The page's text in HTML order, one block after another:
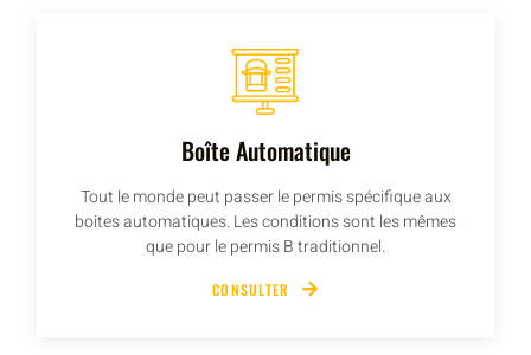
Boîte Automatique
Tout le monde peut passer le permis spécifique aux
boites automatiques. Les conditions sont les mêmes
que pour le permis B traditionnel.
CONSULTER